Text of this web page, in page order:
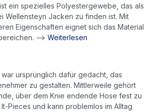
ein spezielles Polyestergewebe, das als
Wellensteyn Jacken zu finden ist. Mit
Eigenschaften eignet sich das Material
--> Weiterlesen
ursprünglich dafür gedacht, das
zu gestalten. Mittlerweile gehört
über dem Knie endende Hose fest zu
Pieces und kann problemlos im Alltag